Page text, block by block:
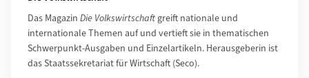
Das Magazin Die Volkswirtschaftgreift nationale und
internationale Themen auf und vertieft sie in thematischen
Schwerpunkt-Ausgaben und Einzelartikeln. Herausgeberin ist
das Staatssekretariat für Wirtschaft (Seco).